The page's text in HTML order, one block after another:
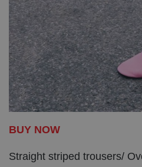
BUY NOW
Straight striped trousers/